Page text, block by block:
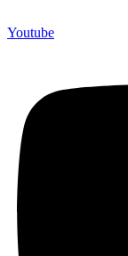
Youtube